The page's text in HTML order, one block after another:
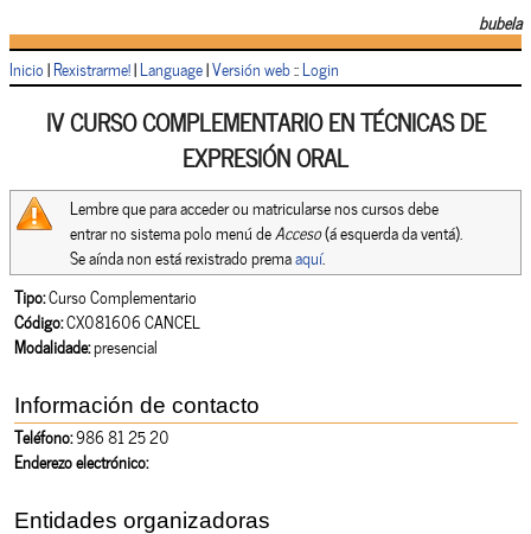
bubela
Inicio|Rexistrarme!|Language|Versión web::Login
IV CURSO COMPLEMENTARIO EN TÉCNICAS DE
EXPRESIÓN ORAL
Lembre que para acceder ou matricularse nos cursos debe
entrar no sistema polo menú deAcceso(á esquerda da ventá).
Se aínda non está rexistrado premaaquí.
Tipo:Curso Complementario
Código:CX081606 CANCEL
Modalidade:presencial
Información de contacto
Teléfono:986 81 25 20
Enderezo electrónico:
Entidades organizadoras